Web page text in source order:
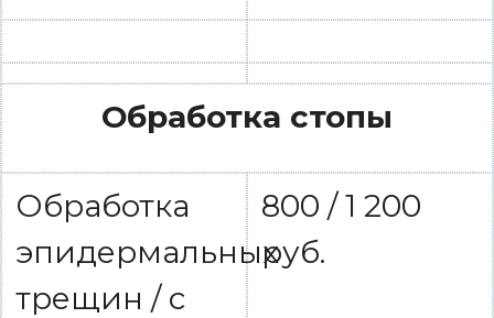
Обработка стопы
Обработка
эпидермальных
трещин / с
800 / 1 200
руб.